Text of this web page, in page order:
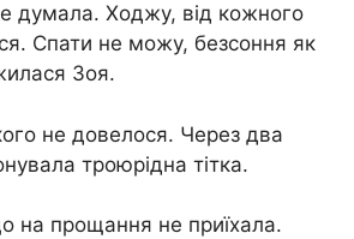
думала. Ходжу, від кожного
Спати не можу, безсоння як
Зоя.
не довелося. Через два
троюрідна тітка.
на прощання не приїхала.